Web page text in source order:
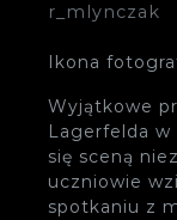
r_mlynczak
Ikona
Wyjątkowe
Lagerfelda
się sceną
uczniowie
spotkaniu z